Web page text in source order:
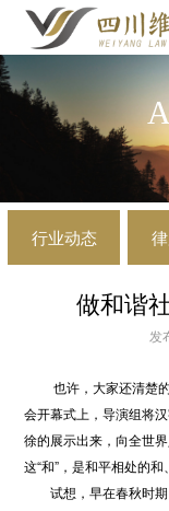
行业动态
做和谐
发
也许，大家还清楚的
会开幕式上，导演组将
徐的展示出来，向全世
这“和”，是和平相处的
试想，早在春秋时期